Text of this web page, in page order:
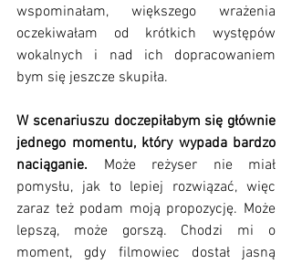
wspominałam, większego wrażenia
oczekiwałam od krótkich występów
wokalnych i nad ich dopracowaniem
bym się jeszcze skupiła.
W scenariuszu doczepiłabym się głównie
jednego momentu, który wypada bardzo
naciąganie. Może reżyser nie miał
pomysłu, jak to lepiej rozwiązać, więc
zaraz też podam moją propozycję. Może
lepszą, może gorszą. Chodzi mi o
moment, gdy filmowiec dostał jasną